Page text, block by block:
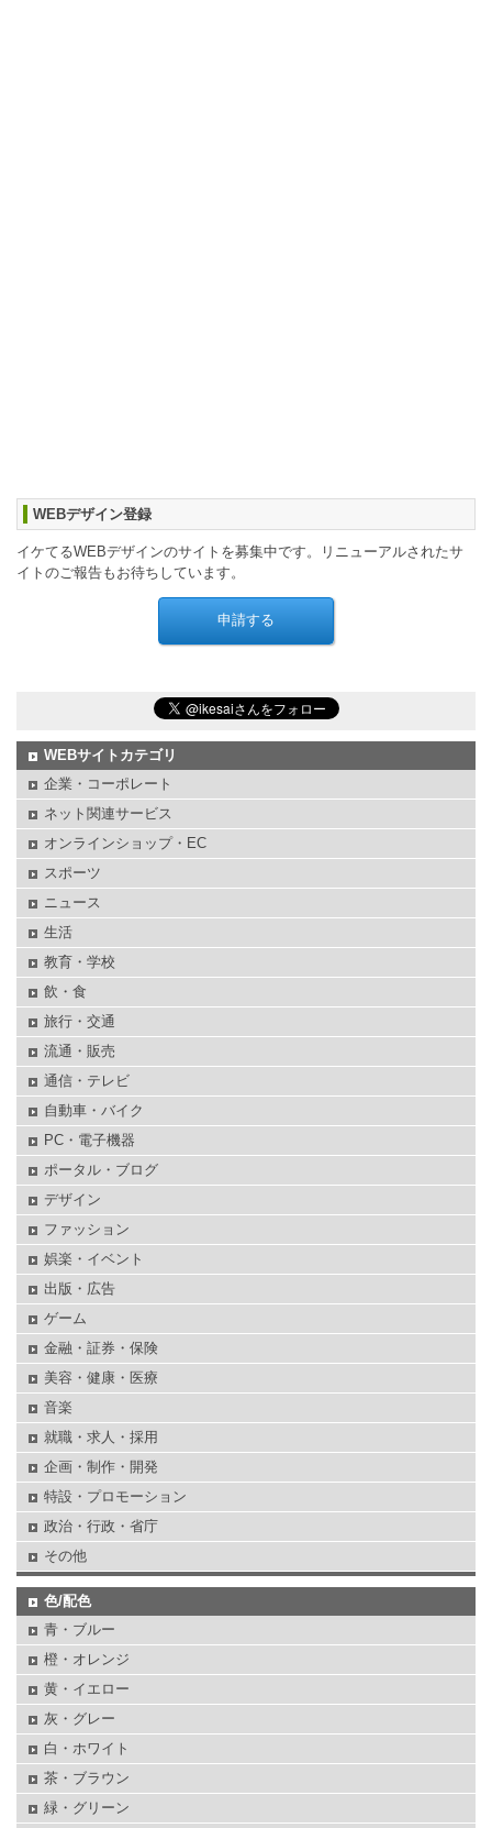
WEBデザイン登録
イケてるWEBデザインのサイトを募集中です。リニューアルされたサ
イトのご報告もお待ちしています。
WEBサイトカテゴリ
企業・コーポレート
ネット関連サービス
オンラインショップ・EC
スポーツ
ニュース
生活
教育・学校
飲・食
旅行・交通
流通・販売
通信・テレビ
自動車・バイク
PC・電子機器
ポータル・ブログ
デザイン
ファッション
娯楽・イベント
出版・広告
ゲーム
金融・証券・保険
美容・健康・医療
音楽
就職・求人・採用
企画・制作・開発
特設・プロモーション
政治・行政・省庁
その他
色/配色
青・ブルー
橙・オレンジ
黄・イエロー
灰・グレー
白・ホワイト
茶・ブラウン
緑・グリーン